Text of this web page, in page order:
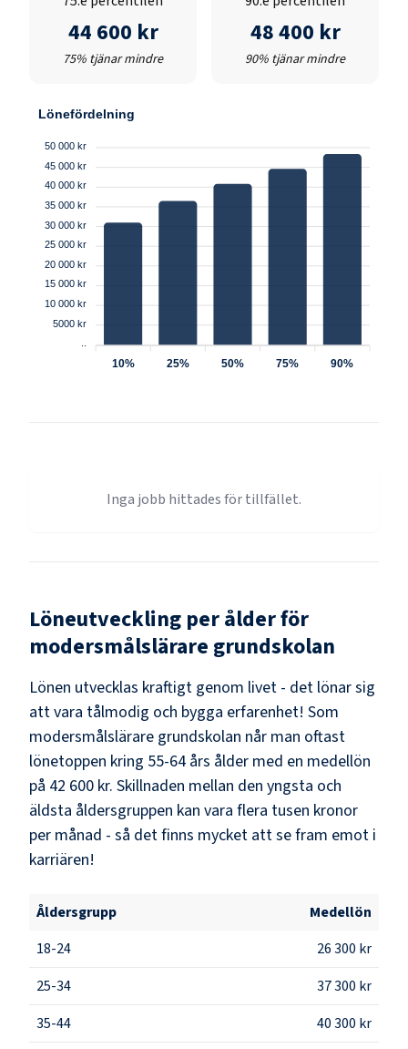
44 600 kr
75% tjänar mindre
48 400 kr
90% tjänar mindre
Lönefördelning
50 000 kr
45 000 kr
40 000 kr
35 000 kr
30 000 kr
25 000 kr
20 000 kr
15 000 kr
10 000 kr
5000 kr
10% 25% 50% 75% 90%
Inga jobb hittades för tillfället.
Löneutveckling per ålder för
modersmålslärare grundskolan
Lönen utvecklas kraftigt genom livet - det lönar sig
att vara tålmodig och bygga erfarenhet! Som
modersmålslärare grundskolan når man oftast
lönetoppen kring 55-64 års ålder med en medellön
på 42 600 kr. Skillnaden mellan den yngsta och
äldsta åldersgruppen kan vara flera tusen kronor
per månad - så det finns mycket att se fram emot i
karriären!
Åldersgrupp
Medellön
18-24
26 300 kr
25-34
37 300 kr
35-44
40 300 kr